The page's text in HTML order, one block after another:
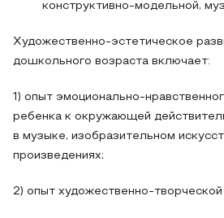
конструктивно-модельной,
Художественно-эстетическое
дошкольного возраста включает:
1) опыт эмоционально-
ребенка к окружающей
в музыке, изобразительном
произведениях;
2) опыт художественно-творческой